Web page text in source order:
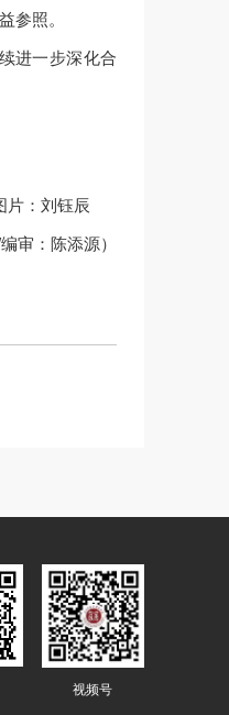
参照。
进一步深化合
片：刘钰辰
审：陈添源）
视频号